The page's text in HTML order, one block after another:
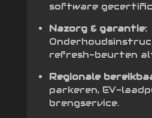
software
Nazorg & garantie:
refresh-beurten
Regionale
parkeren, EV-
brengservice.